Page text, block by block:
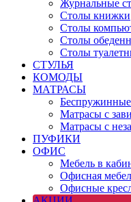
Журнальные
Столы книжки
Столы
Столы
Столы
СТУЛЬЯ
КОМОДЫ
МАТРАСЫ
Матрасы с
Матрасы с
ПУФИКИ
ОФИС
Мебель в
Офисная
Офисные